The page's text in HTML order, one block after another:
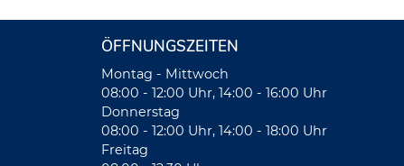
ÖFFNUNGSZEITEN
Montag - Mittwoch
08:00 - 12:00 Uhr, 14:00 - 16:00 Uhr
Donnerstag
08:00 - 12:00 Uhr, 14:00 - 18:00 Uhr
Freitag